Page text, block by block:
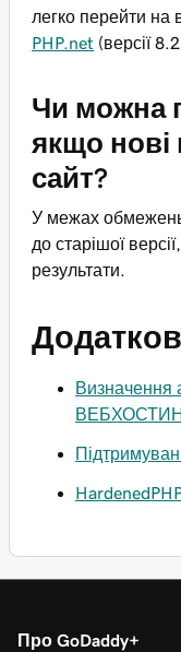
легко перейти на
PHP.net (версії
Чи можна
якщо нові
сайт?
У межах
до старішої
результати.
Визначення
Про GoDaddy